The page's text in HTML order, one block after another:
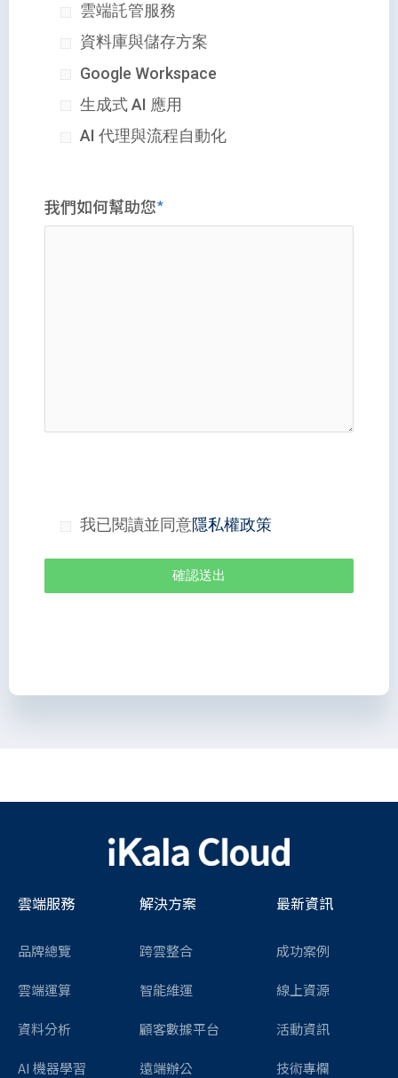
雲端託管服務
資料庫與儲存方案
Google Workspace
生成式 AI 應用
AI 代理與流程自動化
我們如何幫助您
我已閱讀並同意隱私權政策
確認送出
雲端服務
品牌總覽
雲端運算
資料分析
AI 機器學習
解決方案
跨雲整合
智能維運
顧客數據平台
遠端辦公
最新資訊
成功案例
線上資源
活動資訊
技術專欄